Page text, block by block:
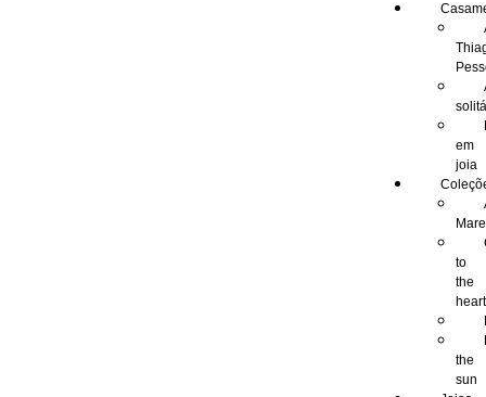
em
joia
Mare
to
the
heart
the
sun